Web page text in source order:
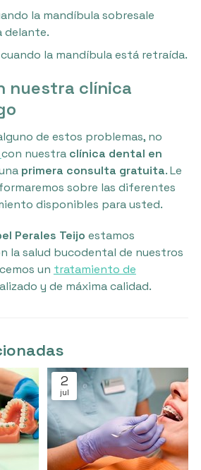
la mandíbula sobresale
delante.
cuando la mandíbula está retraída.
nuestra clínica
de estos problemas, no
con nuestra clínica dental en
primera consulta gratuita. Le
sobre las diferentes
disponibles para usted.
Perales Teijo estamos
la salud bucodental de nuestros
un tratamiento de
y de máxima calidad.
2
jul